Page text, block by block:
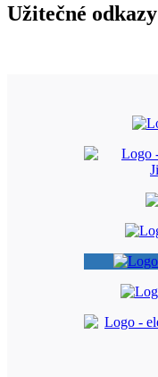
Užitečné odkazy